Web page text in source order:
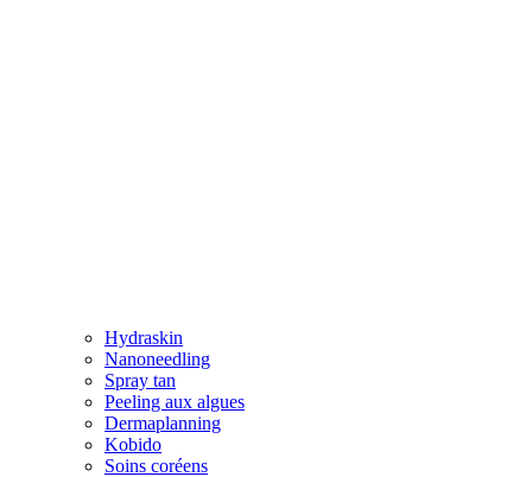
Hydraskin
Nanoneedling
Spray tan
Peeling aux algues
Dermaplanning
Kobido
Soins coréens